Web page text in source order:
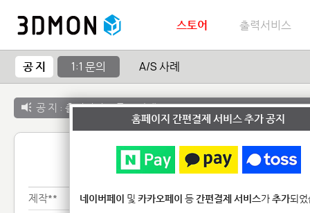
스토어 출력서비스
공 지 1:1 문의 A/S 사례
공 지 : 출력서비스 종료 안내
1:1 문
제작**
홈페이지 간편결제 서비스 추가 공지
네이버페이 및 카카오페이 등간편결제 서비스가추가되